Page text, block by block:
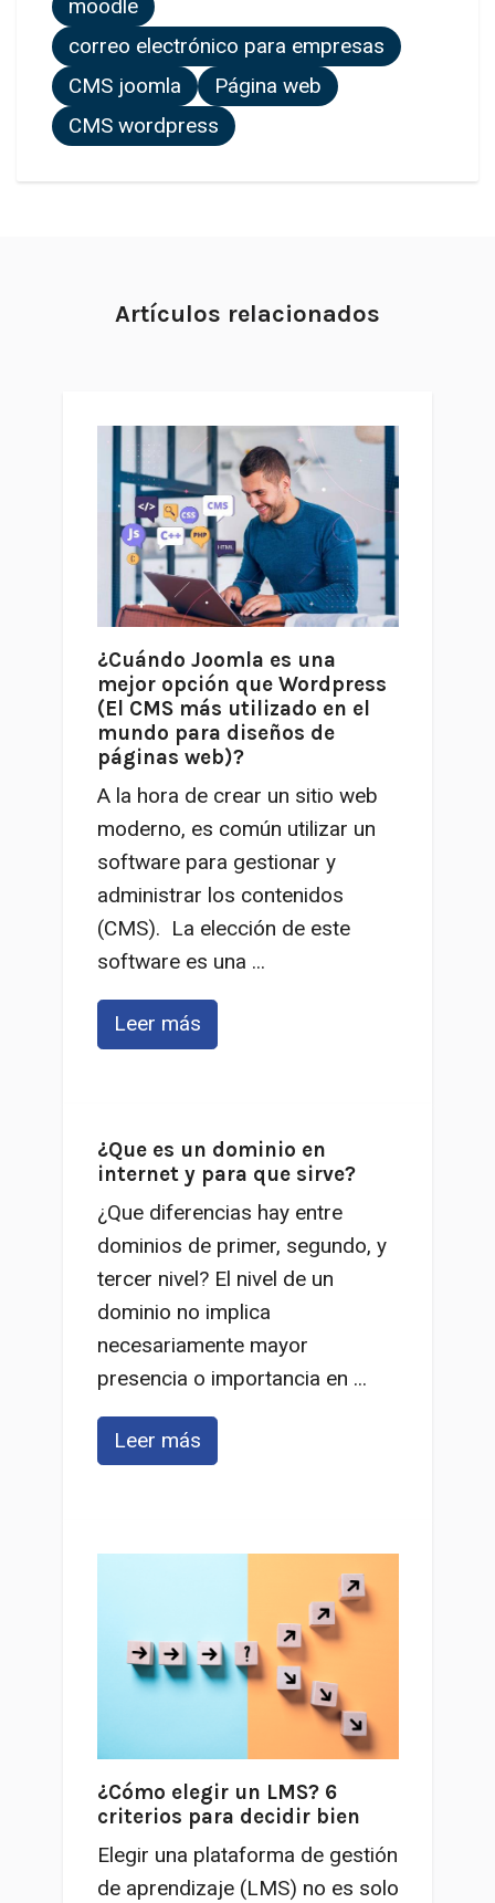
moodle
correo electrónico para empresas
CMS joomla
Página web
CMS wordpress
Artículos relacionados
¿Cuándo Joomla es una
mejor opción que Wordpress
(El CMS más utilizado en el
mundo para diseños de
páginas web)?
A la hora de crear un sitio web
moderno, es común utilizar un
software para gestionar y
administrar los contenidos
(CMS). La elección de este
software es una ...
Leer más
¿Que es un dominio en
internet y para que sirve?
¿Que diferencias hay entre
dominios de primer, segundo, y
tercer nivel? El nivel de un
dominio no implica
necesariamente mayor
presencia o importancia en ...
Leer más
¿Cómo elegir un LMS? 6
criterios para decidir bien
Elegir una plataforma de gestión
de aprendizaje (LMS) no es solo